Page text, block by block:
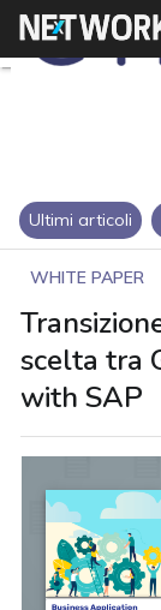
Ultimi articoli
WHITE PAPER
scelta tra
with SAP